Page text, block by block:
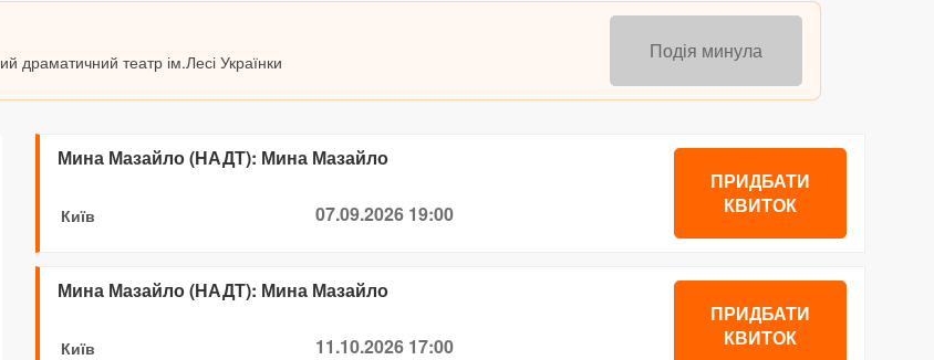
драматичний театр ім.Лесі Українки Подія минула
Мина Мазайло (НАДТ): Мина Мазайло
Київ 07.09.2026 19:00
ПРИДБАТИ
КВИТОК
Мина Мазайло (НАДТ): Мина Мазайло
Київ 11.10.2026 17:00
ПРИДБАТИ
КВИТОК